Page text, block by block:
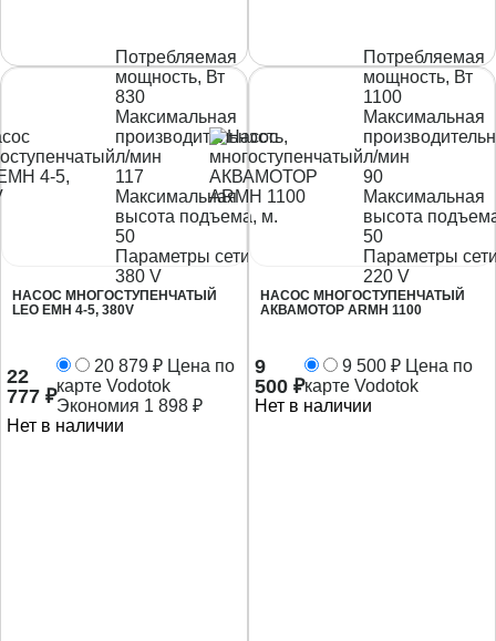
Потребляемая
мощность, Вт
830
Максимальная
производительность,
л/мин
117
Максимальная
высота подъема, м.
50
Параметры сети
380 V
НАСОС МНОГОСТУПЕНЧАТЫЙ
LEO EMH 4-5, 380V
22
777 ₽
20 879 ₽ Цена по
карте Vodotok
Экономия 1 898 ₽
Нет в наличии
Потребляемая
мощность, Вт
1100
Максимальная
л/мин
90
Максимальная
высота
50
Параметры
220 V
НАСОС МНОГОСТУПЕНЧАТЫЙ
АКВАМОТОР ARMH 1100
9
500 ₽
9 500 ₽ Цена по
карте Vodotok
Нет в наличии